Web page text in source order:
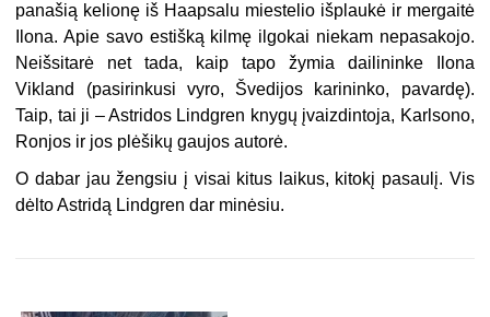
panašią kelionę iš Haapsalu miestelio išplaukė ir mergaitė
Ilona. Apie savo estišką kilmę ilgokai niekam nepasakojo.
Neišsitarė net tada, kaip tapo žymia dailininke Ilona
Vikland (pasirinkusi vyro, Švedijos karininko, pavardę).
Taip, tai ji – Astridos Lindgren knygų įvaizdintoja, Karlsono,
Ronjos ir jos plėšikų gaujos autorė.
O dabar jau žengsiu į visai kitus laikus, kitokį pasaulį. Vis
dėlto Astridą Lindgren dar minėsiu.